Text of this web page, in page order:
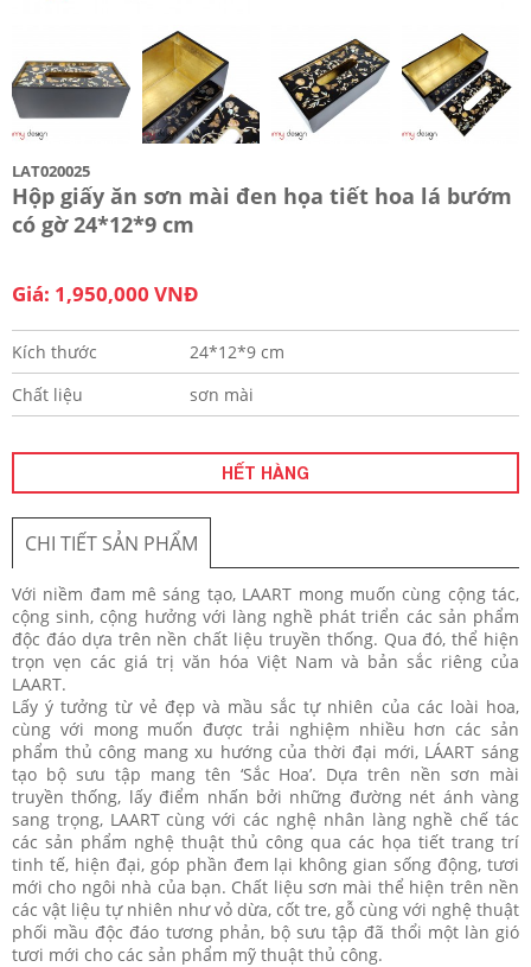
LAT020025
Hộp giấy ăn sơn mài đen họa tiết hoa lá bướm
có gờ 24*12*9 cm
Giá: 1,950,000 VNĐ
Kích thước
24*12*9 cm
Chất liệu
sơn mài
HẾT HÀNG
CHI TIẾT SẢN PHẨM
Với niềm đam mê sáng tạo, LAART mong muốn cùng cộng tác,
cộng sinh, cộng hưởng với làng nghề phát triển các sản phẩm
độc đáo dựa trên nền chất liệu truyền thống. Qua đó, thể hiện
trọn vẹn các giá trị văn hóa Việt Nam và bản sắc riêng của
LAART.
Lấy ý tưởng từ vẻ đẹp và mầu sắc tự nhiên của các loài hoa,
cùng với mong muốn được trải nghiệm nhiều hơn các sản
phẩm thủ công mang xu hướng của thời đại mới, LÁART sáng
tạo bộ sưu tập mang tên ‘Sắc Hoa’. Dựa trên nền sơn mài
truyền thống, lấy điểm nhấn bởi những đường nét ánh vàng
sang trọng, LAART cùng với các nghệ nhân làng nghề chế tác
các sản phẩm nghệ thuật thủ công qua các họa tiết trang trí
tinh tế, hiện đại, góp phần đem lại không gian sống động, tươi
mới cho ngôi nhà của bạn. Chất liệu sơn mài thể hiện trên nền
các vật liệu tự nhiên như vỏ dừa, cốt tre, gỗ cùng với nghệ thuật
phối mầu độc đáo tương phản, bộ sưu tập đã thổi một làn gió
tươi mới cho các sản phẩm mỹ thuật thủ công.